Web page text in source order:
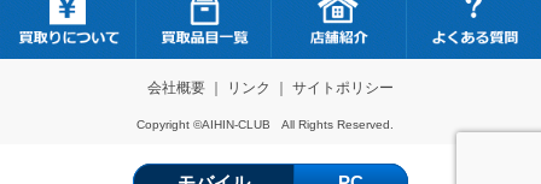
会社概要｜ リンク ｜ サイトポリシー
Copyright ©AIHIN-CLUB All Rights Reserved.